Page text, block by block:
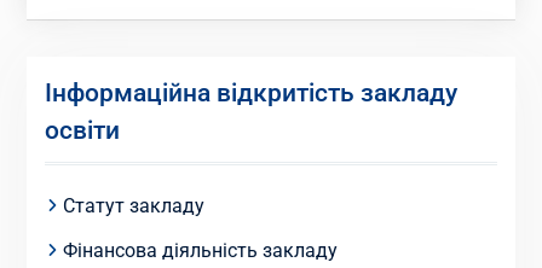
Інформаційна відкритість закладу
освіти
Статут закладу
Фінансова діяльність закладу